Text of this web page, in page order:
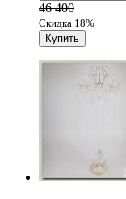
46 400
Скидка 18%